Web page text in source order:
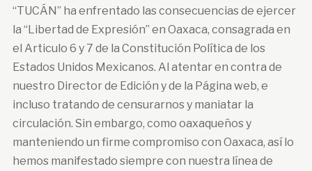
“TUCÁN” ha enfrentado las consecuencias de ejercer
la “Libertad de Expresión” en Oaxaca, consagrada en
el Articulo 6 y 7 de la Constitución Política de los
Estados Unidos Mexicanos. Al atentar en contra de
nuestro Director de Edición y de la Página web, e
incluso tratando de censurarnos y maniatar la
circulación. Sin embargo, como oaxaqueños y
manteniendo un firme compromiso con Oaxaca, así lo
hemos manifestado siempre con nuestra línea de